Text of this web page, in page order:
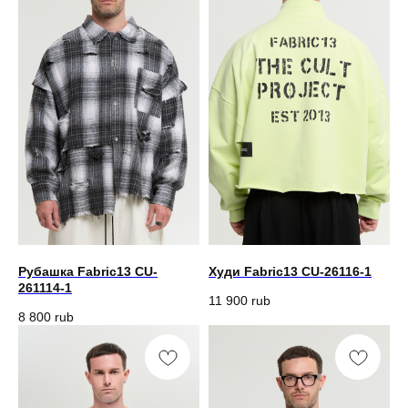
Рубашка Fabric13 CU-
261114-1
8 800 rub
Худи Fabric13 CU-26116-1
11 900 rub